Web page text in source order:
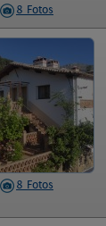
8 Fotos
8 Fotos